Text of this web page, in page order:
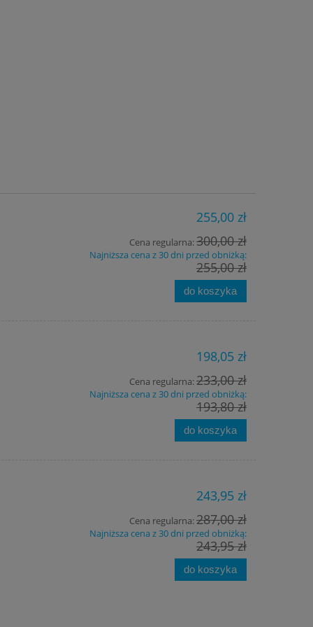
255,00 zł
Cena regularna:300,00 zł
Najniższa cena z 30 dni przed obniżką:
255,00 zł
do koszyka
198,05 zł
Cena regularna:233,00 zł
Najniższa cena z 30 dni przed obniżką:
193,80 zł
do koszyka
243,95 zł
Cena regularna:287,00 zł
Najniższa cena z 30 dni przed obniżką:
243,95 zł
do koszyka